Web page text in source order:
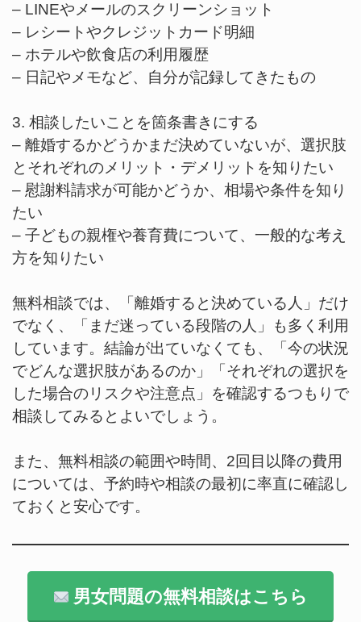
– LINEやメールのスクリーンショット
– レシートやクレジットカード明細
– ホテルや飲食店の利用履歴
– 日記やメモなど、自分が記録してきたもの
3. 相談したいことを箇条書きにする
– 離婚するかどうかまだ決めていないが、選択肢
とそれぞれのメリット・デメリットを知りたい
– 慰謝料請求が可能かどうか、相場や条件を知り
たい
– 子どもの親権や養育費について、一般的な考え
方を知りたい
無料相談では、「離婚すると決めている人」だけ
でなく、「まだ迷っている段階の人」も多く利用
しています。結論が出ていなくても、「今の状況
でどんな選択肢があるのか」「それぞれの選択を
した場合のリスクや注意点」を確認するつもりで
相談してみるとよいでしょう。
また、無料相談の範囲や時間、2回目以降の費用
については、予約時や相談の最初に率直に確認し
ておくと安心です。
男女問題の無料相談はこちら